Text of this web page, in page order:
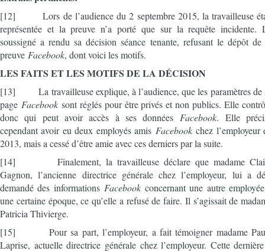
[12] Lors de l’audience du 2 septembre 2015, la travailleuse
représentée et la preuve n’a porté que sur la requête incidente.
soussigné a rendu sa décision séance tenante, refusant le dépôt de
preuve Facebook, dont voici les motifs.
LES FAITS ET LES MOTIFS DE LA DÉCISION
[13] La travailleuse explique, à l’audience, que les paramètres de
page Facebooksont réglés pour être privés et non publics. Elle
donc qui peut avoir accès à ses données Facebook. Elle
cependant avoir eu deux employés amis Facebookchez l’employeur
2013, mais a cessé d’être amie avec ces derniers par la suite.
[14] Finalement, la travailleuse déclare que madame
Gagnon, l’ancienne directrice générale chez l’employeur, lui a
demandé des informations Facebookconcernant une autre
une certaine époque, ce qu’elle a refusé de faire. Il s’agissait de
Patricia Thivierge.
[15] Pour sa part, l’employeur, a fait témoigner madame
Laprise, actuelle directrice générale chez l’employeur. Cette